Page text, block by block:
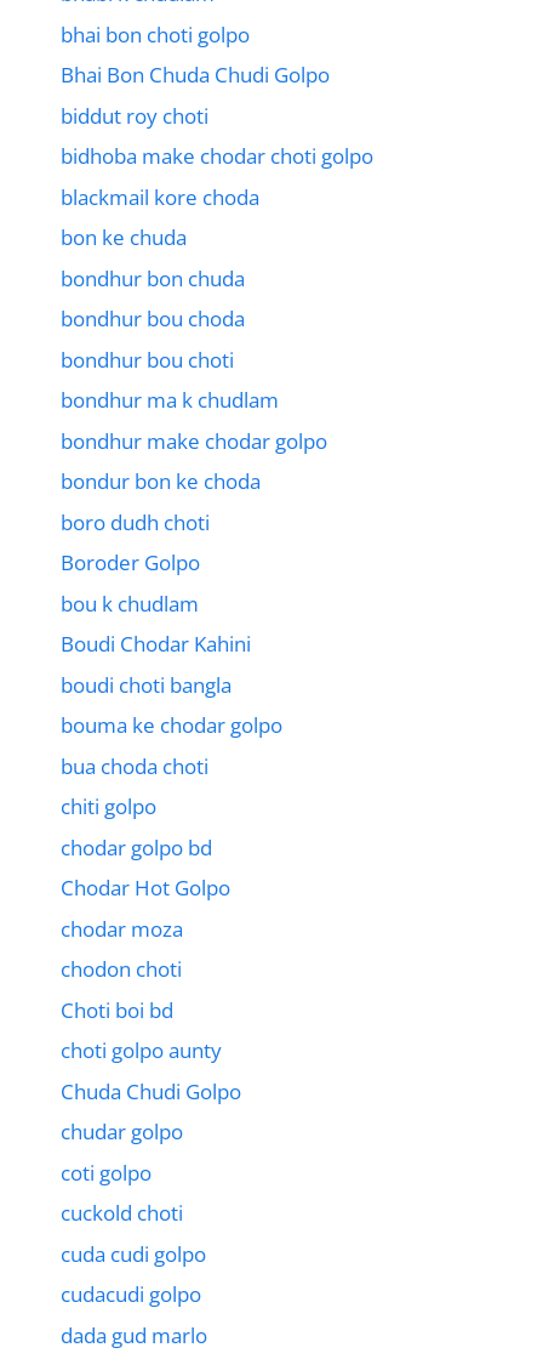
bhai bon choti golpo
Bhai Bon Chuda Chudi Golpo
biddut roy choti
bidhoba make chodar choti golpo
blackmail kore choda
bon ke chuda
bondhur bon chuda
bondhur bou choda
bondhur bou choti
bondhur ma k chudlam
bondhur make chodar golpo
bondur bon ke choda
boro dudh choti
Boroder Golpo
bou k chudlam
Boudi Chodar Kahini
boudi choti bangla
bouma ke chodar golpo
bua choda choti
chiti golpo
chodar golpo bd
Chodar Hot Golpo
chodar moza
chodon choti
Choti boi bd
choti golpo aunty
Chuda Chudi Golpo
chudar golpo
coti golpo
cuckold choti
cuda cudi golpo
cudacudi golpo
dada gud marlo